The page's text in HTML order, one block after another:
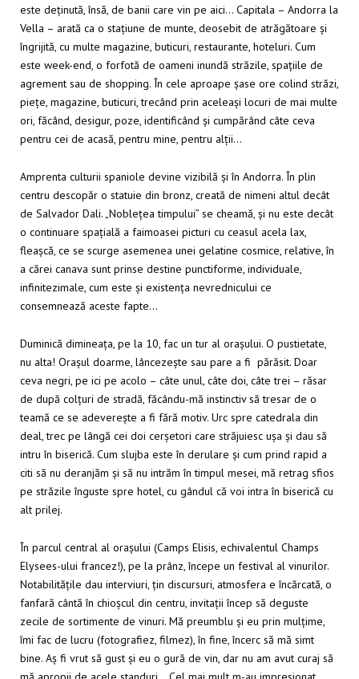
este deținută, însă, de banii care vin pe aici… Capitala – Andorra la
Vella – arată ca o stațiune de munte, deosebit de atrăgătoare și
îngrijită, cu multe magazine, buticuri, restaurante, hoteluri. Cum
este week-end, o forfotă de oameni inundă străzile, spațiile de
agrement sau de shopping. În cele aproape șase ore colind străzi,
piețe, magazine, buticuri, trecând prin aceleași locuri de mai multe
ori, făcând, desigur, poze, identificând și cumpărând câte ceva
pentru cei de acasă, pentru mine, pentru alții…
Amprenta culturii spaniole devine vizibilă și în Andorra. În plin
centru descopăr o statuie din bronz, creată de nimeni altul decât
de Salvador Dali. „Noblețea timpului” se cheamă, și nu este decât
o continuare spațială a faimoasei picturi cu ceasul acela lax,
fleașcă, ce se scurge asemenea unei gelatine cosmice, relative, în
a cărei canava sunt prinse destine punctiforme, individuale,
infinitezimale, cum este și existența nevrednicului ce
consemnează aceste fapte…
Duminică dimineața, pe la 10, fac un tur al orașului. O pustietate,
nu alta! Orașul doarme, lâncezește sau pare a fi părăsit. Doar
ceva negri, pe ici pe acolo – câte unul, câte doi, câte trei – răsar
de după colțuri de stradă, făcându-mă instinctiv să tresar de o
teamă ce se adeverește a fi fără motiv. Urc spre catedrala din
deal, trec pe lângă cei doi cerșetori care străjuiesc ușa și dau să
intru în biserică. Cum slujba este în derulare și cum prind rapid a
citi să nu deranjăm și să nu intrăm în timpul mesei, mă retrag sfios
pe străzile înguste spre hotel, cu gândul că voi intra în biserică cu
alt prilej.
În parcul central al orașului (Camps Elisis, echivalentul Champs
Elysees-ului francez!), pe la prânz, începe un festival al vinurilor.
Notabilitățile dau interviuri, țin discursuri, atmosfera e încărcată, o
fanfară cântă în chioșcul din centru, invitații încep să deguste
zecile de sortimente de vinuri. Mă preumblu și eu prin mulțime,
îmi fac de lucru (fotografiez, filmez), în fine, încerc să mă simt
bine. Aș fi vrut să gust și eu o gură de vin, dar nu am avut curaj să